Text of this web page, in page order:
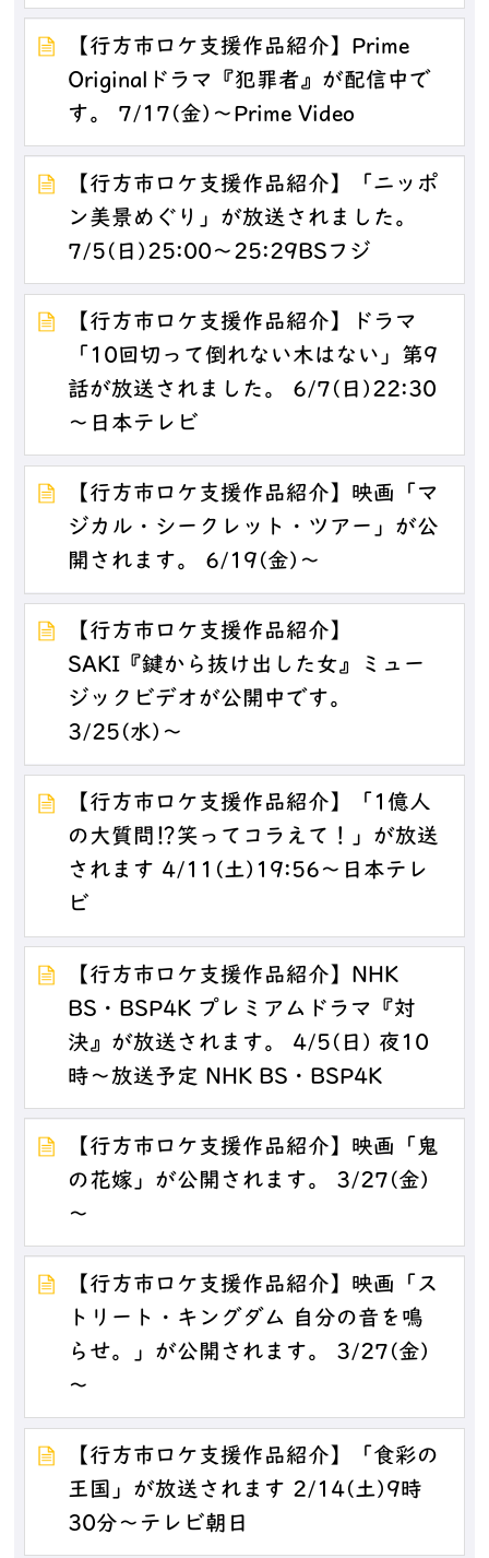
【行方市ロケ支援作品紹介】Prime
Originalドラマ『犯罪者』が配信中で
す。 7/17(金)～Prime Video
【行方市ロケ支援作品紹介】「ニッポ
ン美景めぐり」が放送されました。
7/5(日)25:00～25:29BSフジ
【行方市ロケ支援作品紹介】ドラマ
「10回切って倒れない木はない」第9
話が放送されました。 6/7(日)22:30
～日本テレビ
【行方市ロケ支援作品紹介】映画「マ
ジカル・シークレット・ツアー」が公
開されます。 6/19(金)～
【行方市ロケ支援作品紹介】
SAKI『鍵から抜け出した女』ミュー
ジックビデオが公開中です。
3/25(水)～
【行方市ロケ支援作品紹介】「1億人
の大質問⁉笑ってコラえて！」が放送
されます 4/11(土)19:56～日本テレ
ビ
【行方市ロケ支援作品紹介】NHK
BS・BSP4K プレミアムドラマ『対
決』が放送されます。 4/5(日) 夜10
時～放送予定 NHK BS・BSP4K
【行方市ロケ支援作品紹介】映画「鬼
の花嫁」が公開されます。 3/27(金)
～
【行方市ロケ支援作品紹介】映画「ス
トリート・キングダム 自分の音を鳴
らせ。」が公開されます。 3/27(金)
～
【行方市ロケ支援作品紹介】「食彩の
王国」が放送されます 2/14(土)9時
30分～テレビ朝日